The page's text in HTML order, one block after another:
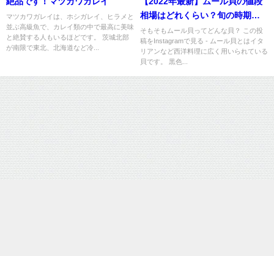
マツカワガレイは、ホシガレイ、ヒラメと
並ぶ高級魚で、カレイ類の中で最高に美味
と絶賛する人もいるほどです。 茨城北部
が南限で東北、北海道など冷...
相場はどれくらい？旬の時期・
人気の調理方法もご紹介
そもそもムール貝ってどんな貝？ この投
稿をInstagramで見る - ムール貝とはイタ
リアンなど西洋料理に広く用いられている
貝です。 黒色...